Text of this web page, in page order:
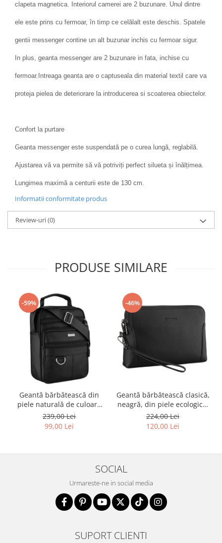
clapeta magnetica. Interiorul camerei are 2 buzunare. Unul dintre
ele este prins cu fermoar, în timp ce celălalt este deschis. Spatele
gentii messenger contine un alt buzunar inchis cu fermoar sigur.
In plus, geanta messenger are 2 buzunare in fata, inchise cu
fermoar.Intreaga geanta are o captuseala din material textil care va
proteja pielea de deteriorare la introducerea si scoaterea obiectelor.
Confort la purtare
Geanta messenger este suspendată pe o curea lungă, reglabilă.
Ajustarea vă va permite să vă potriviți perfect silueta și înălțimea.
Lungimea maximă a centurii este de 130 cm.
Informatii conformitate produs
Review-uri(0)
PRODUSE SIMILARE
-59%
Geantă bărbătească din
piele naturală de culoare
neagră - Rovicky PTR-R-ST7-
01-7571-BLACK
239,00 Lei
99,00 Lei
-46%
Geantă bărbătească clasică,
neagră, din piele ecologică,
cu fermoar - Rovicky PTR-R-
SDR-01-1631 BLACK
224,00 Lei
120,00 Lei
SOCIAL
Urmareste-ne in social media
SUPORT CLIENTI